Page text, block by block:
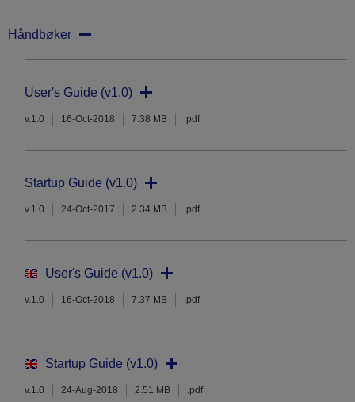
Håndbøker
User's Guide (v1.0)
v.1.0 16-Oct-2018 7.38 MB .pdf
Startup Guide (v1.0)
v.1.0 24-Oct-2017 2.34 MB .pdf
User's Guide (v1.0)
v.1.0 16-Oct-2018 7.37 MB .pdf
Startup Guide (v1.0)
v.1.0 24-Aug-2018 2.51 MB .pdf